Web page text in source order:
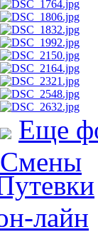
Еще
Смены
лайн